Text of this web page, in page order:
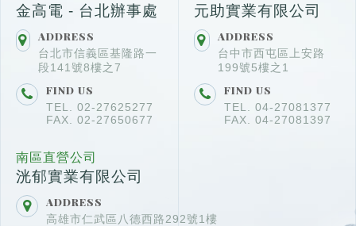
金高電 - 台北辦事處
ADDRESS
台北市信義區基隆路一
段141號8樓之7
FIND US
TEL. 02-27625277
FAX. 02-27650677
元助實業有限公司
ADDRESS
台中市西屯區上安路
199號5樓之1
FIND US
TEL. 04-27081377
FAX. 04-27081397
南區直營公司
洸郁實業有限公司
ADDRESS
高雄市仁武區八德西路292號1樓